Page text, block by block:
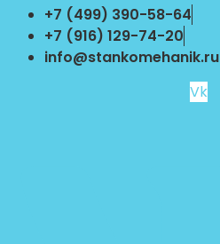
Перейти
содержимому
+7 (499) 390-58-64
+7 (916) 129-74-20
info@stankomehanik.ru
Vk